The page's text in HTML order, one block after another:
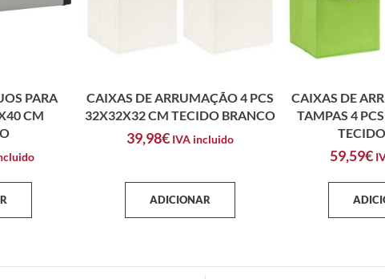
PARA
CM
CAIXAS DE ARRUMAÇÃO 4 PCS
32X32X32 CM TECIDO BRANCO
39,98€ IVA incluido
ADICIONAR
CAIXAS DE
TAMPAS 4
59,59€